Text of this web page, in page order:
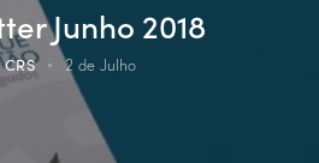
Junho 2018
CRS 2 de Julho